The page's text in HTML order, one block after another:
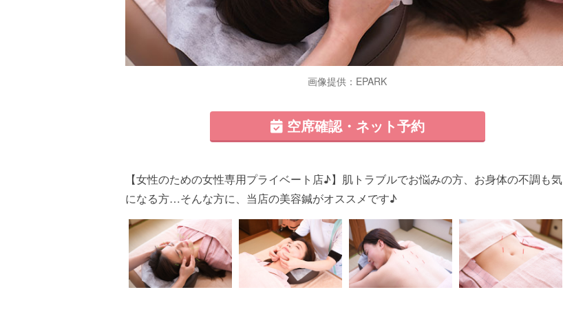
画像提供：EPARK
空席確認・ネット予約
【女性のための女性専用プライベート店♪】肌トラブルでお悩みの方、お身体の不調も気
になる方…そんな方に、当店の美容鍼がオススメです♪